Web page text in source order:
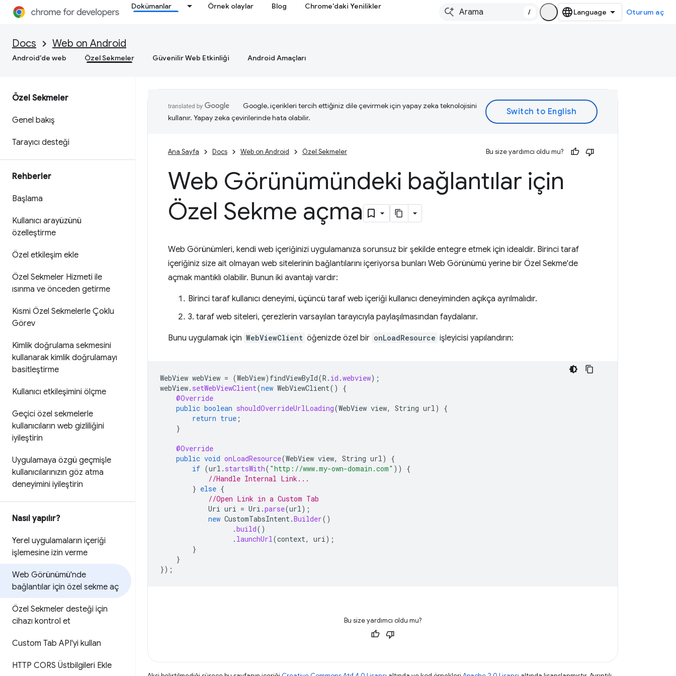
Dokümanlar Örnek olaylar Blog Chrome'daki Yenilikler
/ Oturum aç
Docs Web on Android
Android'de web Özel Sekmeler Güvenilir Web Etkinliği Android Amaçları
Özel Sekmeler
Genel bakış
Tarayıcı desteği
Rehberler
Başlama
Kullanıcı arayüzünü
özelleştirme
Özel etkileşim ekle
Özel Sekmeler Hizmeti ile
ısınma ve önceden getirme
Kısmi Özel Sekmelerle Çoklu
Görev
Kimlik doğrulama sekmesini
kullanarak kimlik doğrulamayı
basitleştirme
Kullanıcı etkileşimini ölçme
Geçici özel sekmelerle
kullanıcıların web gizliliğini
iyileştirin
Uygulamaya özgü geçmişle
kullanıcılarınızın göz atma
deneyimini iyileştirin
Nasıl yapılır?
Yerel uygulamaların içeriği
işlemesine izin verme
Web Görünümü'nde
bağlantılar için özel sekme aç
Özel Sekmeler desteği için
cihazı kontrol et
Custom Tab API'yi kullan
HTTP CORS Üstbilgileri Ekle
Google, içerikleri tercih ettiğiniz dile çevirmek için yapay zeka teknolojisini
kullanır. Yapay zeka çevirilerinde hata olabilir.
Ana Sayfa Docs Web on Android Özel Sekmeler Bu size yardımcı oldu mu?
Web Görünümündeki bağlantılar için
Özel Sekme açma
Web Görünümleri, kendi web içeriğinizi uygulamanıza sorunsuz bir şekilde entegre etmek için idealdir. Birinci taraf
içeriğiniz size ait olmayan web sitelerinin bağlantılarını içeriyorsa bunları Web Görünümü yerine bir Özel Sekme'de
açmak mantıklı olabilir. Bunun iki avantajı vardır:
Birinci taraf kullanıcı deneyimi, üçüncü taraf web içeriği kullanıcı deneyiminden açıkça ayrılmalıdır.
3. taraf web siteleri, çerezlerin varsayılan tarayıcıyla paylaşılmasından faydalanır.
Bunu uygulamak için WebViewClient öğenizde özel bir onLoadResource işleyicisi yapılandırın:
WebView webView = (WebView) findViewById(R . id .webview);
webView. setWebViewClient(new WebViewClient()
{
@Override
public boolean shouldOverrideUrlLoading(WebView view, String url)
{
return true ;
}
@Override
public void onLoadResource(WebView view, String url)
{
if (url . startsWith( "http://www.my-own-domain.com" ))
{
//Handle Internal Link...
} else {
//Open Link in a Custom Tab
Uri uri = Uri .parse(url);
new CustomTabsIntent.Builder()
.build()
. launchUrl(context, uri);
}
}
});
Bu size yardımcı oldu mu?